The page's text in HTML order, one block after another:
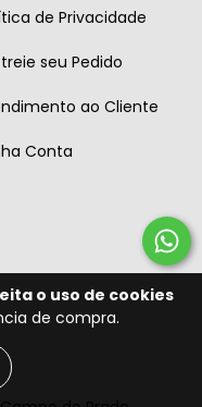
o uso de cookies
de compra.
de Privacidade
seu Pedido
ao Cliente
Conta